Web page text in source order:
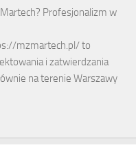
Profesjonalizm w
mzmartech.pl/ to
i zatwierdzania
na terenie Warszawy